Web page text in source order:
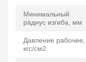
Минимальный
радиус изгиба, мм
Давление рабочее,
кгс/см2